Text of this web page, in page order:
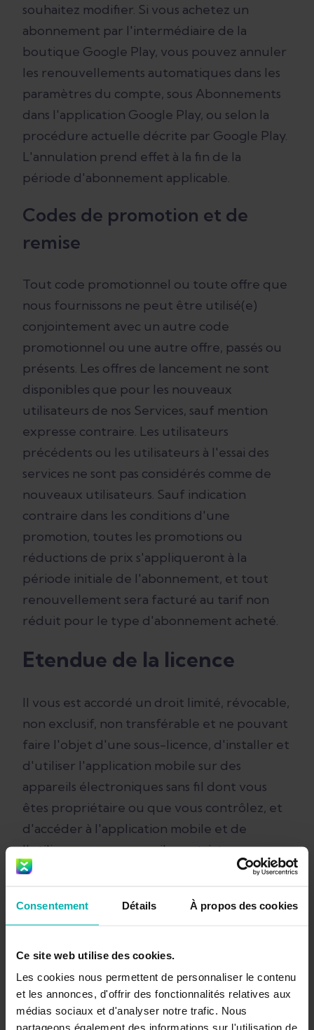
Consentement Détails À propos des cookies
Ce site web utilise des cookies.
Les cookies nous permettent de personnaliser le contenu
et les annonces, d'offrir des fonctionnalités relatives aux
médias sociaux et d'analyser notre trafic. Nous
partageons également des informations sur l'utilisation de
souhaitez modifier. Si vous achetez un
abonnement par l'intermédiaire de la
boutique Google Play, vous pouvez annuler
les renouvellements automatiques dans les
paramètres du compte, sous Abonnements
dans l'application Google Play, ou selon la
procédure actuelle décrite par Google Play.
L'annulation prend effet à la fin de la
période d'abonnement applicable.
Codes de promotion et de
remise
Tout code promotionnel ou toute offre que
nous fournissons ne peut être utilisé(e)
conjointement avec un autre code
promotionnel ou une autre offre, passés ou
présents. Les offres de lancement ne sont
disponibles que pour les nouveaux
utilisateurs de nos Services, sauf mention
expresse contraire. Les utilisateurs
précédents ou les utilisateurs à l'essai des
services ne sont pas considérés comme de
nouveaux utilisateurs. Sauf indication
contraire dans les conditions d'une
promotion, toutes les promotions ou
réductions de prix s'appliqueront à la
période initiale de l'abonnement, et tout
renouvellement sera facturé au tarif non
réduit pour le type d'abonnement acheté.
Etendue de la licence
Il vous est accordé un droit limité, révocable,
non exclusif, non transférable et ne pouvant
faire l'objet d'une sous-licence, d'installer et
d'utiliser l'application mobile sur des
appareils électroniques sans fil dont vous
êtes propriétaire ou que vous contrôlez, et
d'accéder à l'application mobile et de
l'utiliser sur ces appareils en stricte
conformité avec les termes et conditions de
contenue dans les présentes conditions
décompiler, faire de l'ingénierie inverse,
désassembler, tenter de dériver le code